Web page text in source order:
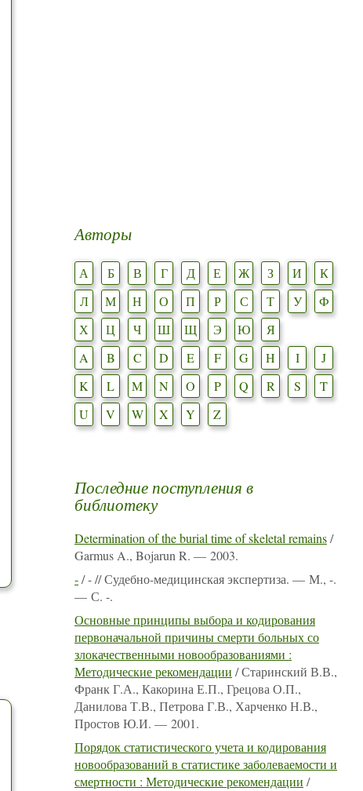
Авторы
А Б В Г Д Е Ж З И
К
Л
М Н О П Р С Т У
Ф
Х
Ц Ч Ш Щ Э Ю
Я
A
B C D E F G H I
J
K
L M N O P Q R S
T
U
V W X Y Z
Последние поступления в
библиотеку
Determination of the burial time of skeletal remains/
Garmus A., Bojarun R. — 2003.
-/ - // Судебно-медицинская экспертиза. — М., -.
— С. -.
Основные принципы выбора и кодирования
первоначальной причины смерти больных со
злокачественными новообразованиями :
Методические рекомендации / Старинский В.В.,
Франк Г.А., Какорина Е.П., Грецова О.П.,
Данилова Т.В., Петрова Г.В., Харченко Н.В.,
Простов Ю.И. — 2001.
Порядок статистического учета и кодирования
новообразований в статистике заболеваемости и
смертности : Методические рекомендации /